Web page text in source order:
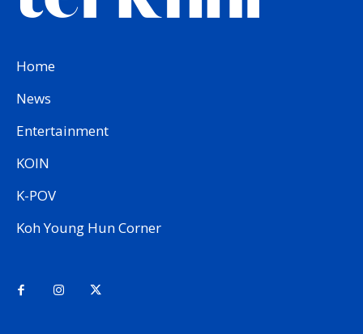
Home
News
Entertainment
KOIN
K-POV
Koh Young Hun Corner